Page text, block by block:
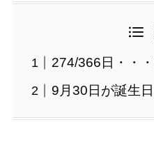
274/366日・・
9月30日が誕生